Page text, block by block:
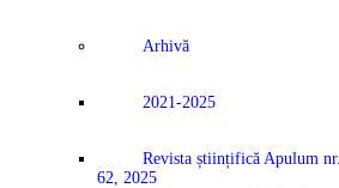
Arhivă
2021-2025
Revista științifică Apulum nr.
62, 2025